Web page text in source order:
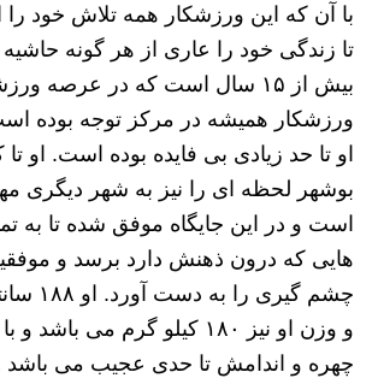
با آن که این ورزشکار همه تلاش خود را
تا زندگی خود را عاری از هر گونه
بیش از ۱۵ سال است که در عرصه
ورزشکار همیشه در مرکز توجه بوده
او تا حد زیادی بی فایده بوده است. او تا
بوشهر لحظه ای را نیز به شهر دیگری
است و در این جایگاه موفق شده تا به
هایی که درون ذهنش دارد برسد و
چشم
و وزن او نیز ۱۸۰ کیلو گرم می
چهره و اندامش تا حدی عجیب می باشد